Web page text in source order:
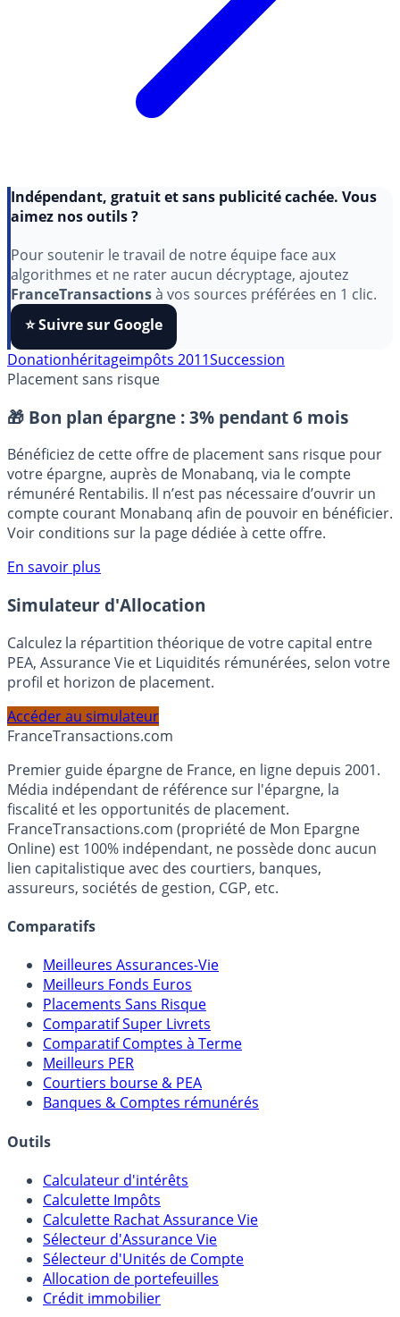
aimez nos outils ?
Pour soutenir le travail de notre équipe face aux
algorithmes et ne rater aucun décryptage, ajoutez
FranceTransactionsà vos sources préférées en 1 clic.
⭐️ Suivre sur Google
Placement sans risque
🎁 Bon plan épargne : 3% pendant 6 mois
Bénéficiez de cette offre de placement sans risque pour
votre épargne, auprès de Monabanq, via le compte
rémunéré Rentabilis. Il n’est pas nécessaire d’ouvrir un
Voir conditions sur la page dédiée à cette offre.
En savoir plus
Simulateur d'Allocation
Calculez la répartition théorique de votre capital entre
profil et horizon de placement.
FranceTransactions.com
Premier guide épargne de France, en ligne depuis 2001.
Média indépendant de référence sur l'épargne, la
fiscalité et les opportunités de placement.
FranceTransactions.com (propriété de Mon Epargne
Online) est 100% indépendant, ne possède donc aucun
assureurs, sociétés de gestion, CGP, etc.
Comparatifs
Meilleures Assurances-Vie
Meilleurs Fonds Euros
Placements Sans Risque
Comparatif Super Livrets
Comparatif Comptes à Terme
Meilleurs PER
Banques & Comptes rémunérés
Outils
Calculateur d'intérêts
Calculette Impôts
Calculette Rachat Assurance Vie
Sélecteur d'Assurance Vie
Sélecteur d'Unités de Compte